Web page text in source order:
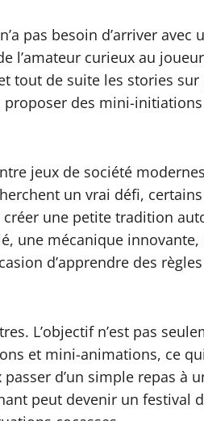
pas besoin d’arriver
l’amateur curieux au
de suite les stories
des mini-
jeux de société
un vrai défi,
une petite tradition
une mécanique
d’apprendre des
L’objectif n’est pas
et mini-animations, ce
d’un simple repas
peut devenir un festival